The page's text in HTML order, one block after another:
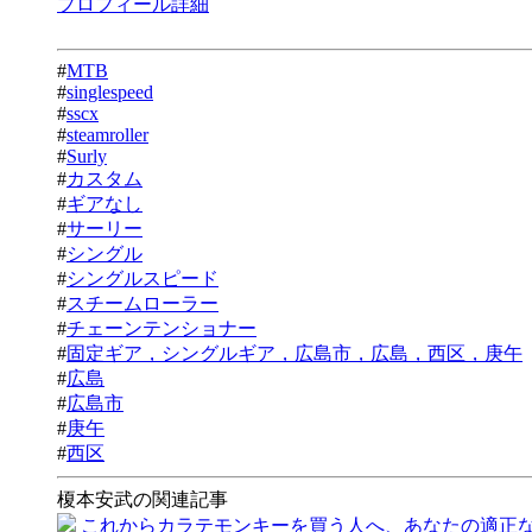
#MTB
#singlespeed
#sscx
#steamroller
#Surly
#カスタム
#ギアなし
#サーリー
#シングル
#シングルスピード
#スチームローラー
#チェーンテンショナー
#固定ギア，シングルギア，広島市，広島，西区，庚午
#広島
#広島市
#庚午
#西区
榎本安武の関連記事
これからカラテモンキーを買う人へ、あなたの適正